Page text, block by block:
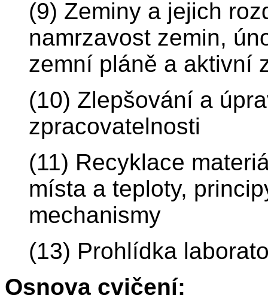
(9) Zeminy a jejich
namrzavost zemin,
zemní pláně a aktivní
(10) Zlepšování a
zpracovatelnosti
(11) Recyklace
místa a teploty,
mechanismy
(13) Prohlídka
Osnova cvičení: